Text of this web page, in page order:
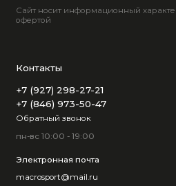
Сайт носит информационный
офертой
Контакты
+7 (927) 298-27-21
+7 (846) 973-50-47
Обратный звонок
пн-вс 10:00 - 19:00
Электронная почта
macrosport@mail.ru